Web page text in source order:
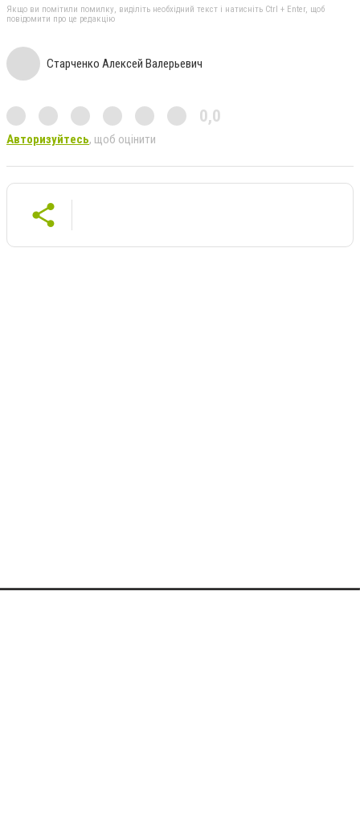
Якщо ви помітили помилку, виділіть необхідний текст і натисніть Ctrl + Enter, щоб
повідомити про це редакцію
Старченко Алексей Валерьевич
0,0
Авторизуйтесь, щоб оцінити